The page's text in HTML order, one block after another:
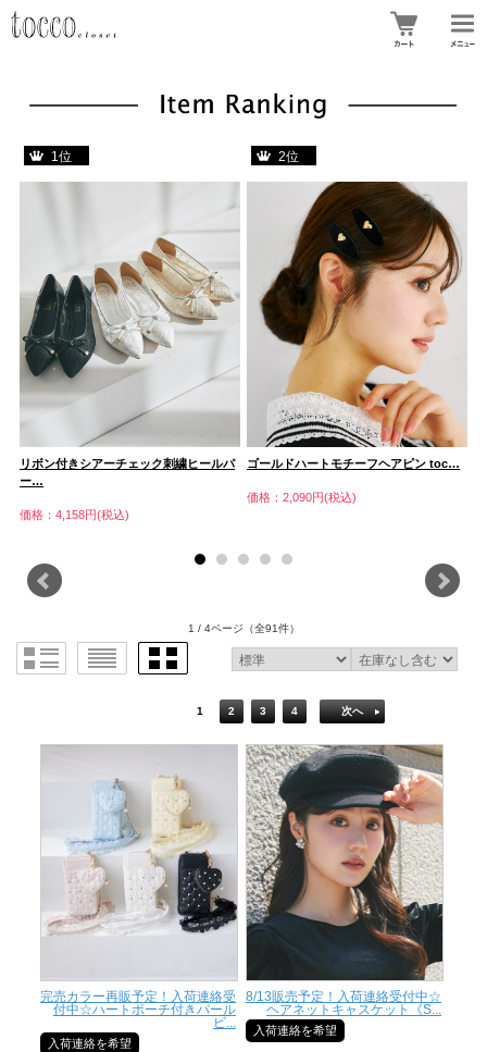
1位
リボン付きシアーチェック刺繍ヒールパ
ー…
価格：4,158円(税込)
2位
ゴールドハートモチーフヘアピン toc…
価格：2,090円(税込)
1 / 4ページ （全91件）
1 2 3 4 次へ
完売カラー再販予定！入荷連絡受
付中☆ハートポーチ付きパール
ビ...
入荷連絡を希望
8/13販売予定！入荷連絡受付中☆
ヘアネットキャスケット《S...
入荷連絡を希望